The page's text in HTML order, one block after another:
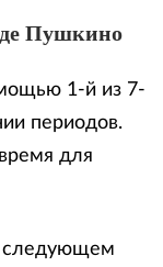
Пушкино
1-й из 7-
периодов.
для
следующем